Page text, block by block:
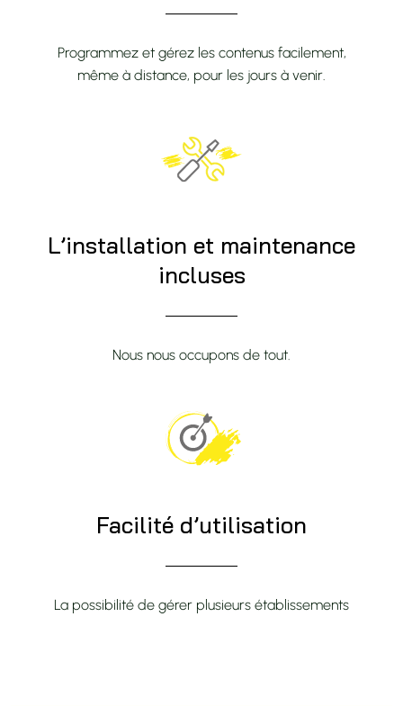
Programmez et gérez les contenus facilement,
même à distance, pour les jours à venir.
L’installation et maintenance
incluses
Nous nous occupons de tout.
Facilité d’utilisation
La possibilité de gérer plusieurs établissements